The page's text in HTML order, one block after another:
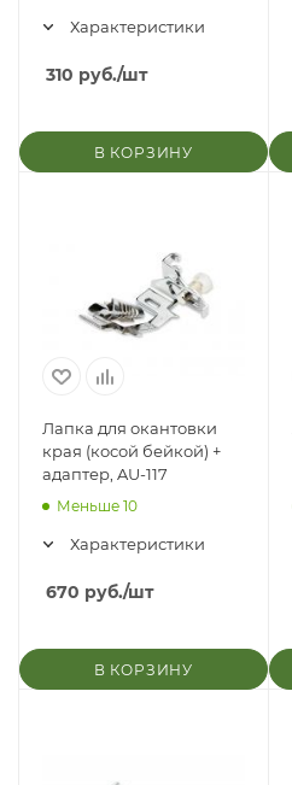
Характеристики
310 руб./шт
В КОРЗИНУ
Лапка для окантовки
края (косой бейкой) +
адаптер, AU-117
Меньше 10
Характеристики
670 руб./шт
В КОРЗИНУ